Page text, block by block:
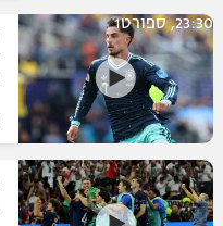
VOD
רץ ברשת
גביע המדינה
נבחרת ישראל
מכבי חיפה
בית"ר ירושלים
ליגה גרמנית
ליגה ספרדית
ליגה איטלקית
ליגה צרפתית
ליגה לאומית
כדורסל נשים
מכבי תל אביב
הפועל חולון
הפועל ירושלים
NBA
יורוליג
יורוקאפ
ענפים נוספים
טניס
כדוריד
כדורעף
23:30, ספורט1